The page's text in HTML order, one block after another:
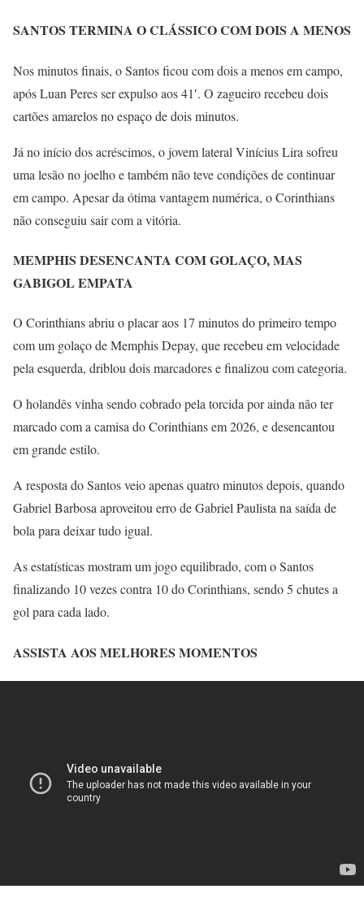
SANTOS TERMINA O CLÁSSICO COM DOIS A MENOS
Nos minutos finais, o Santos ficou com dois a menos em campo,
após Luan Peres ser expulso aos 41′. O zagueiro recebeu dois
cartões amarelos no espaço de dois minutos.
Já no início dos acréscimos, o jovem lateral Vinícius Lira sofreu
uma lesão no joelho e também não teve condições de continuar
em campo. Apesar da ótima vantagem numérica, o Corinthians
não conseguiu sair com a vitória.
MEMPHIS DESENCANTA COM GOLAÇO, MAS
GABIGOL EMPATA
O Corinthians abriu o placar aos 17 minutos do primeiro tempo
com um golaço de Memphis Depay, que recebeu em velocidade
pela esquerda, driblou dois marcadores e finalizou com categoria.
O holandês vinha sendo cobrado pela torcida por ainda não ter
marcado com a camisa do Corinthians em 2026, e desencantou
em grande estilo.
A resposta do Santos veio apenas quatro minutos depois, quando
Gabriel Barbosa aproveitou erro de Gabriel Paulista na saída de
bola para deixar tudo igual.
As estatísticas mostram um jogo equilibrado, com o Santos
finalizando 10 vezes contra 10 do Corinthians, sendo 5 chutes a
gol para cada lado.
ASSISTA AOS MELHORES MOMENTOS